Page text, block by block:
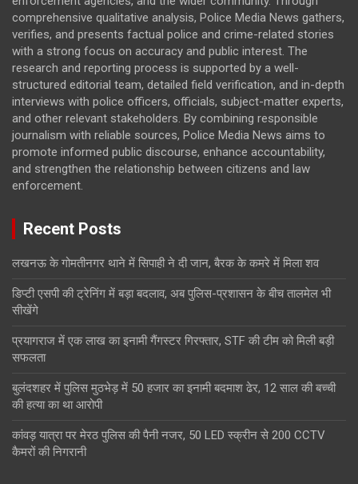
comprehensive qualitative analysis, Police Media News gathers,
verifies, and presents factual police and crime-related stories
with a strong focus on accuracy and public interest. The
research and reporting process is supported by a well-
structured editorial team, detailed field verification, and in-depth
interviews with police officers, officials, subject-matter experts,
and other relevant stakeholders. By combining responsible
journalism with reliable sources, Police Media News aims to
promote informed public discourse, enhance accountability,
and strengthen the relationship between citizens and law
enforcement.
Recent Posts
लखनऊ के गोमतीनगर थाने में सिपाही ने दी जान, बैरक के कमरे में मिला शव
डिप्टी एसपी की ट्रेनिंग में बड़ा बदलाव, अब पुलिस-प्रशासन के बीच तालमेल भी
सीखेंगे
प्रयागराज में एक लाख का इनामी गैंगस्टर गिरफ्तार, STF की टीम को मिली बड़ी
सफलता
बुलंदशहर में पुलिस मुठभेड़ में 50 हजार का इनामी बदमाश ढेर, 12 साल की बच्ची
की हत्या का था आरोपी
कांवड़ यात्रा पर मेरठ पुलिस की पैनी नजर, 50 LED स्क्रीन से 200 CCTV
कैमरों की निगरानी